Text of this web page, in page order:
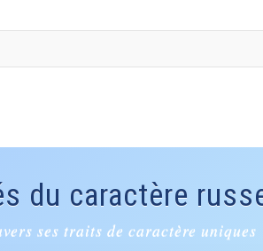
du caractère
ses traits de caractère uniques